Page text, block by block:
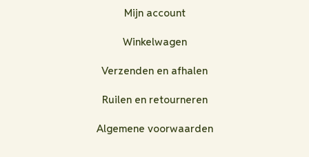
Mijn account
Winkelwagen
Verzenden en afhalen
Ruilen en retourneren
Algemene voorwaarden